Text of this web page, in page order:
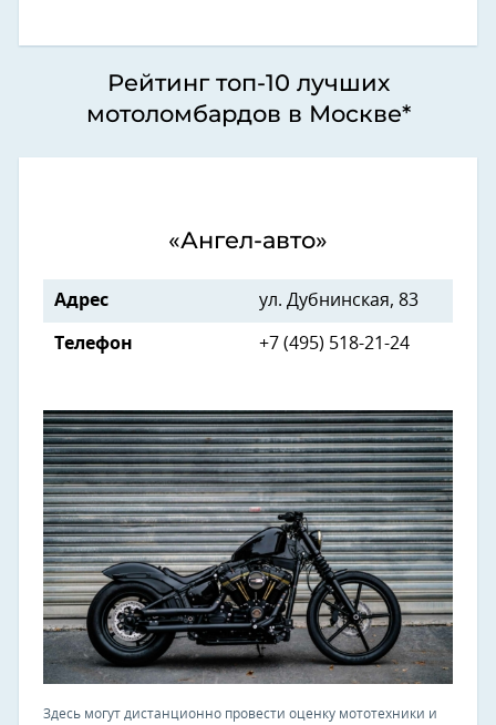
Рейтинг топ-10 лучших
мотоломбардов в Москве*
«Ангел-авто»
Адрес ул. Дубнинская, 83
Телефон +7 (495) 518-21-24
Здесь могут дистанционно провести оценку мототехники и